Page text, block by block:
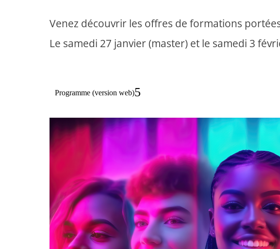
Venez découvrir les offres de formations
Le samedi 27 janvier (master) et le samedi 3
Programme (version web)